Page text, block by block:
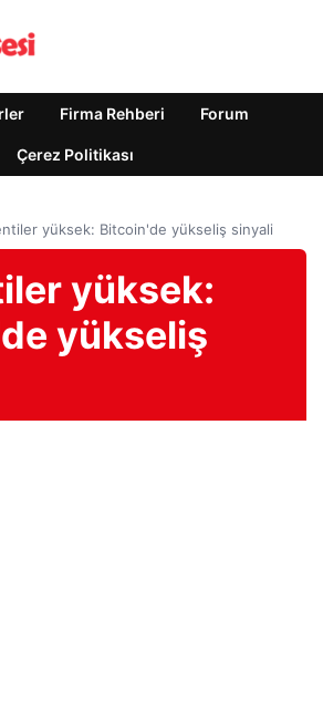
Firma Rehberi Forum
Çerez Politikası
yüksek: Bitcoin'de yükseliş sinyali
yüksek:
yükseliş